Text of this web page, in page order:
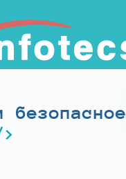
безопасное